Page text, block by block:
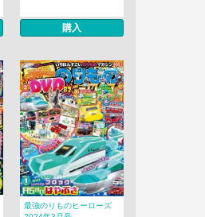
購入
最強のりものヒーローズ